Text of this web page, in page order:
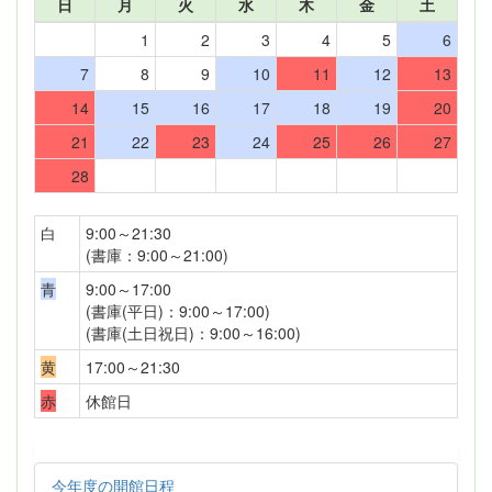
日 月 火 水 木 金
土
1
2 3 4 5
6
7
8 9 10 11 12
13
14
15 16 17 18 19
20
21
22 23 24 25 26
27
28
白
9:00～21:30
(書庫：9:00～21:00)
青
9:00～17:00
(書庫(平日)：9:00～17:00)
(書庫(土日祝日)：9:00～16:00)
黄
17:00～21:30
赤
休館日
今年度の開館日程